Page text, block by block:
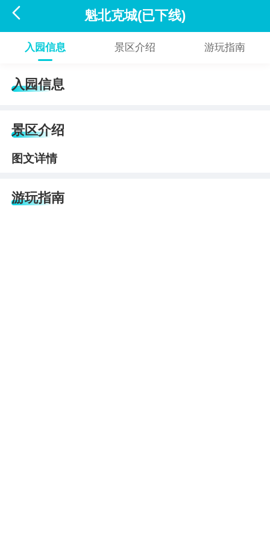
 魁北克城(已下线)
入园信息 景区介绍 游玩指南
入园信息
景区介绍
图文详情
游玩指南